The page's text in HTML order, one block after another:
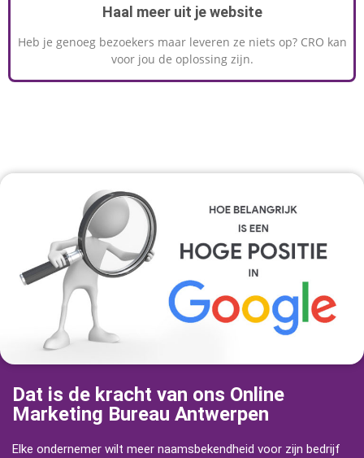
Haal meer uit je website
Heb je genoeg bezoekers maar leveren ze niets op? CRO kan
voor jou de oplossing zijn.
Dat is de kracht van ons Online
Marketing Bureau Antwerpen
Elke ondernemer wilt meer naamsbekendheid voor zijn bedrijf